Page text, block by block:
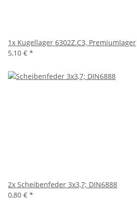
1x Kugellager 6302Z.C3, Premiumlager
5,10 € *
2x Scheibenfeder 3x3,7; DIN6888
0,80 € *